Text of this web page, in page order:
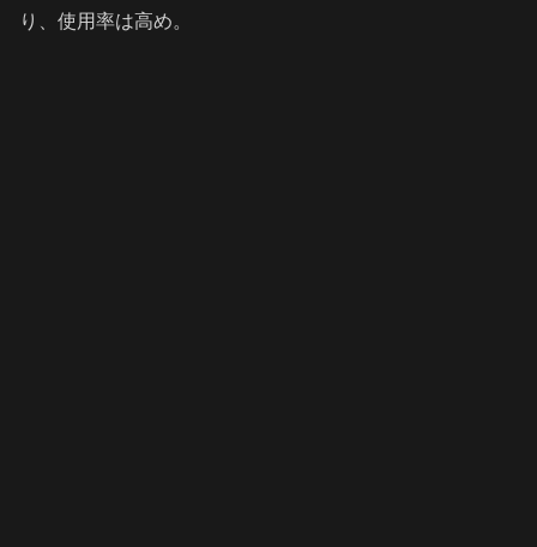
り、使用率は高め。